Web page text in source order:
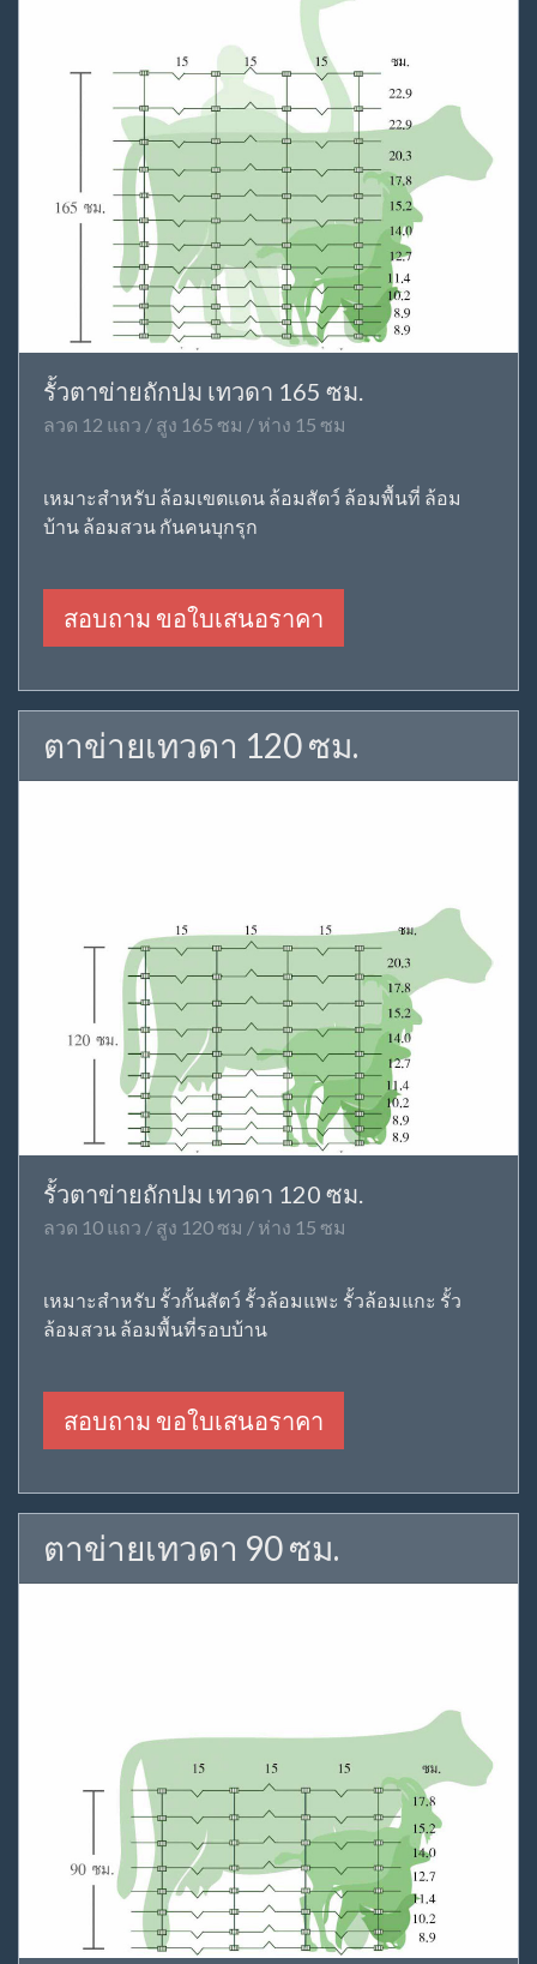
รั้วตาข่ายถักปม เทวดา 165 ซม.
ลวด 12 แถว / สูง 165 ซม / ห่าง 15 ซม
เหมาะสำหรับ ล้อมเขตแดน ล้อมสัตว์ ล้อมพื้นที่ ล้อม
บ้าน ล้อมสวน กันคนบุกรุก
สอบถาม ขอใบเสนอราคา
ตาข่ายเทวดา 120 ซม.
รั้วตาข่ายถักปม เทวดา 120 ซม.
ลวด 10 แถว / สูง 120 ซม / ห่าง 15 ซม
เหมาะสำหรับ รั้วกั้นสัตว์ รั้วล้อมแพะ รั้วล้อมแกะ รั้ว
ล้อมสวน ล้อมพื้นที่รอบบ้าน
สอบถาม ขอใบเสนอราคา
ตาข่ายเทวดา 90 ซม.